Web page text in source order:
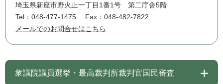
埼玉県新座市野火止一丁目1番1号 第二庁舎5階
Tel：048-477-1475
Fax：048-482-7822
メールでのお問合せはこちら
衆議院議員選挙・最高裁判所裁判官国民審査